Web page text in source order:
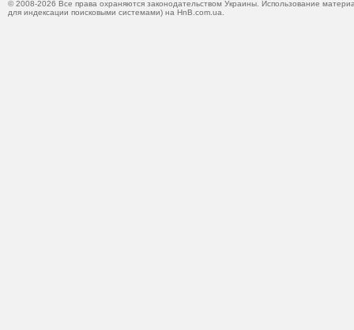
© 2008-2026 Все права охраняются законодательством Украины. Использование
для индексации поисковыми системами) на HnB.com.ua.